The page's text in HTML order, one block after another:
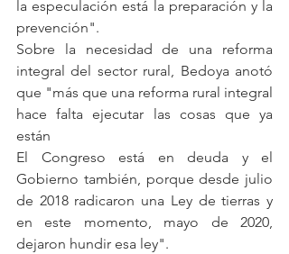
la especulación está la preparación y la
prevención".
Sobre la necesidad de una reforma
integral del sector rural, Bedoya anotó
que "más que una reforma rural integral
hace falta ejecutar las cosas que ya
están
El Congreso está en deuda y el
Gobierno también, porque desde julio
de 2018 radicaron una Ley de tierras y
en este momento, mayo de 2020,
dejaron hundir esa ley".